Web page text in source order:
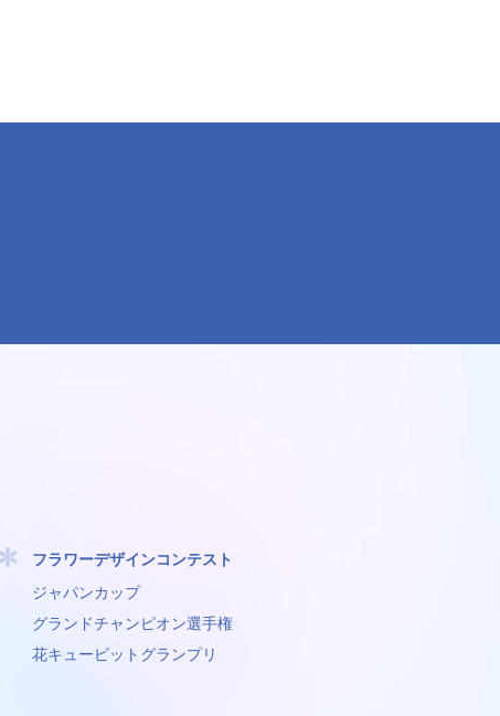
フラワーデザインコンテスト
ジャパンカップ
グランドチャンピオン選手権
花キューピットグランプリ